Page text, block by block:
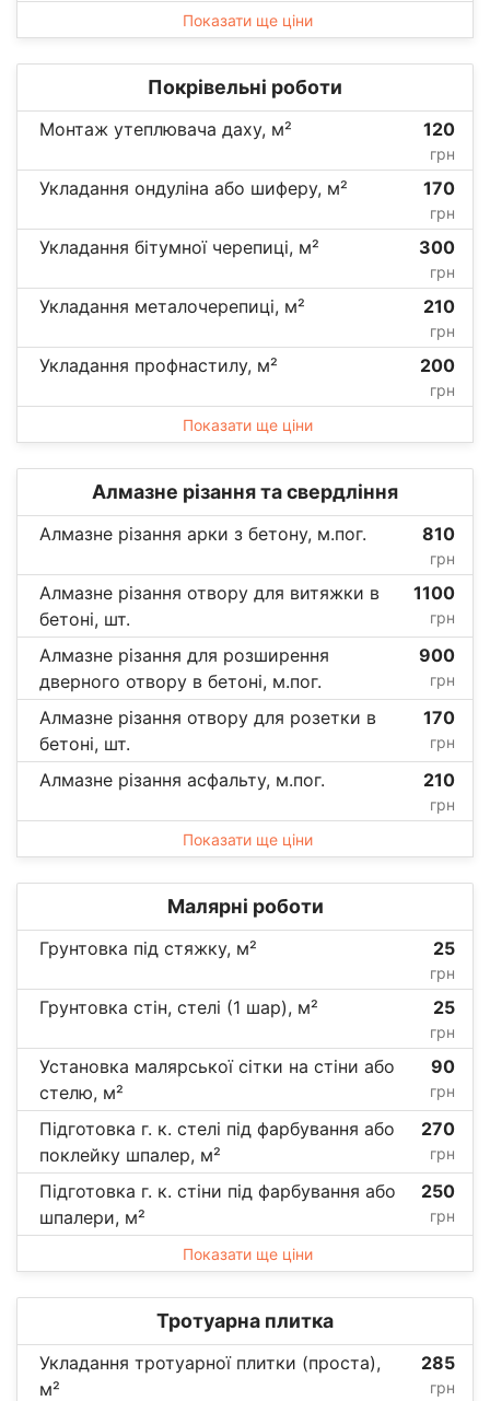
Показати ще ціни
Покрівельні роботи
Монтаж утеплювача даху, м² 120
грн
Укладання ондуліна або шиферу, м² 170
грн
Укладання бітумної черепиці, м² 300
грн
Укладання металочерепиці, м² 210
грн
Укладання профнастилу, м² 200
грн
Показати ще ціни
Алмазне різання та свердління
Алмазне різання арки з бетону, м.пог. 810
грн
Алмазне різання отвору для витяжки в
бетоні, шт.
1100
грн
Алмазне різання для розширення
дверного отвору в бетоні, м.пог.
900
грн
Алмазне різання отвору для розетки в
бетоні, шт.
170
грн
Алмазне різання асфальту, м.пог. 210
грн
Показати ще ціни
Малярні роботи
Грунтовка під стяжку, м² 25
грн
Грунтовка стін, стелі (1 шар), м² 25
грн
Установка малярської сітки на стіни або
стелю, м²
90
грн
Підготовка г. к. стелі під фарбування або
поклейку шпалер, м²
270
грн
Підготовка г. к. стіни під фарбування або
шпалери, м²
250
грн
Показати ще ціни
Тротуарна плитка
Укладання тротуарної плитки (проста),
м²
285
грн